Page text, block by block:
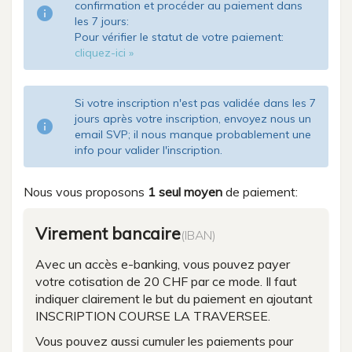
info
confirmation et procéder au paiement dans
les 7 jours:
Pour vérifier le statut de votre paiement:
cliquez-ici »
info
Si votre inscription n'est pas validée dans les 7
jours après votre inscription, envoyez nous un
email SVP; il nous manque probablement une
info pour valider l'inscription.
Nous vous proposons 1 seul moyen de paiement:
Virement bancaire(IBAN)
Avec un accès e-banking, vous pouvez payer
votre cotisation de 20 CHF par ce mode. Il faut
indiquer clairement le but du paiement en ajoutant
INSCRIPTION COURSE LA TRAVERSEE.
Vous pouvez aussi cumuler les paiements pour